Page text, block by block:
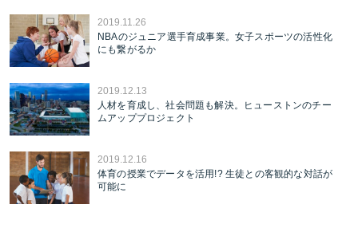
2019.11.26
NBAのジュニア選手育成事業。女子スポーツの活性化
にも繋がるか
2019.12.13
人材を育成し、社会問題も解決。ヒューストンのチー
ムアッププロジェクト
2019.12.16
体育の授業でデータを活用!? 生徒との客観的な対話が
可能に